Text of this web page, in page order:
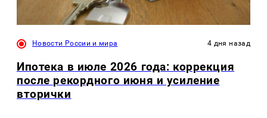
Новости России и мира 4 дня назад
Ипотека в июле 2026 года: коррекция
после рекордного июня и усиление
вторички